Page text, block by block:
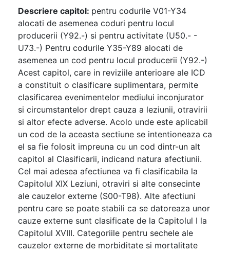
Descriere capitol: pentru codurile V01-Y34
alocati de asemenea coduri pentru locul
producerii (Y92.-) si pentru activitate (U50.- -
U73.-) Pentru codurile Y35-Y89 alocati de
asemenea un cod pentru locul producerii (Y92.-)
Acest capitol, care in reviziile anterioare ale ICD
a constituit o clasificare suplimentara, permite
clasificarea evenimentelor mediului inconjurator
si circumstantelor drept cauza a leziunii, otravirii
si altor efecte adverse. Acolo unde este aplicabil
un cod de la aceasta sectiune se intentioneaza ca
el sa fie folosit impreuna cu un cod dintr-un alt
capitol al Clasificarii, indicand natura afectiunii.
Cel mai adesea afectiunea va fi clasificabila la
Capitolul XIX Leziuni, otraviri si alte consecinte
ale cauzelor externe (S00-T98). Alte afectiuni
pentru care se poate stabili ca se datoreaza unor
cauze externe sunt clasificate de la Capitolul I la
Capitolul XVIII. Categoriile pentru sechele ale
cauzelor externe de morbiditate si mortalitate